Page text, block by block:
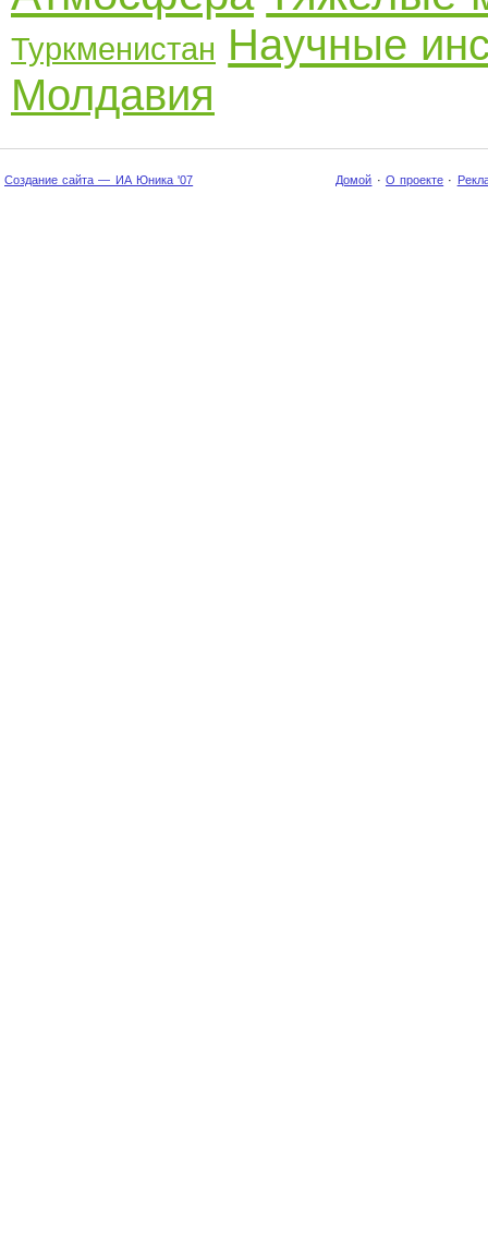
Туркменистан Научные
Молдавия
Создание сайта — ИА Юника '07 Домой · О проекте ·